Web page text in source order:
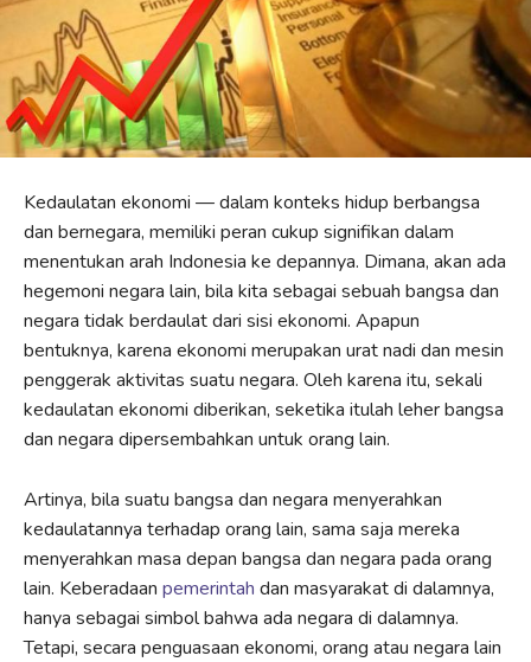
Kedaulatan ekonomi — dalam konteks hidup berbangsa
dan bernegara, memiliki peran cukup signifikan dalam
menentukan arah Indonesia ke depannya. Dimana, akan ada
hegemoni negara lain, bila kita sebagai sebuah bangsa dan
negara tidak berdaulat dari sisi ekonomi. Apapun
bentuknya, karena ekonomi merupakan urat nadi dan mesin
penggerak aktivitas suatu negara. Oleh karena itu, sekali
kedaulatan ekonomi diberikan, seketika itulah leher bangsa
dan negara dipersembahkan untuk orang lain.
Artinya, bila suatu bangsa dan negara menyerahkan
kedaulatannya terhadap orang lain, sama saja mereka
menyerahkan masa depan bangsa dan negara pada orang
lain. Keberadaan pemerintah dan masyarakat di dalamnya,
hanya sebagai simbol bahwa ada negara di dalamnya.
Tetapi, secara penguasaan ekonomi, orang atau negara lain